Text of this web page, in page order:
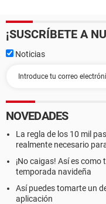
¡SUSCRÍBETE A
Noticias
NOVEDADES
La regla de los 10 mil
realmente necesario
¡No caigas! Así es
temporada navideña
Así puedes tomarte un
aplicación